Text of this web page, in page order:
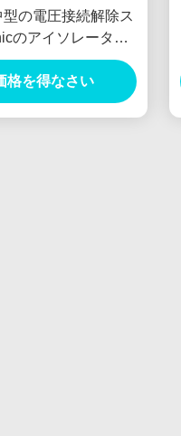
の電圧接続解除ス
のアイソレーター
15
格を得なさい